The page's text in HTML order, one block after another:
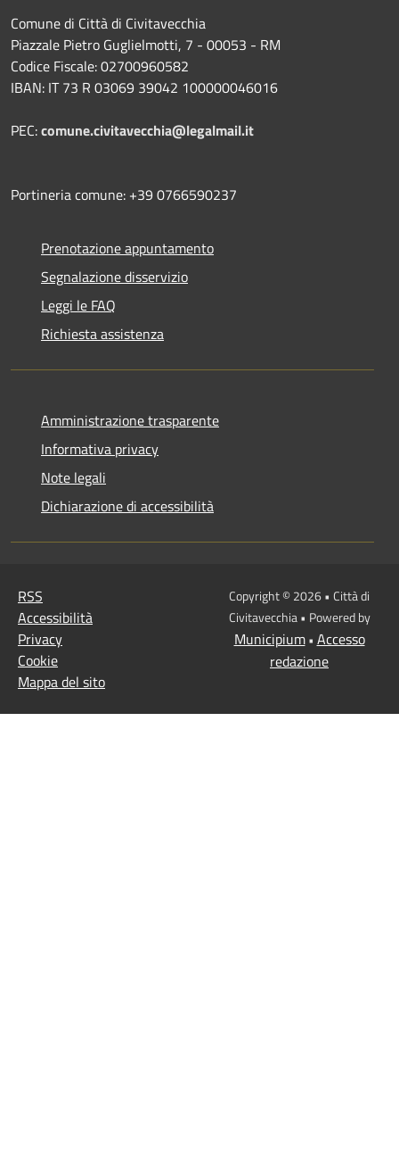
Comune di Città di Civitavecchia
Piazzale Pietro Guglielmotti, 7 - 00053 - RM
Codice Fiscale: 02700960582
IBAN: IT 73 R 03069 39042 100000046016
PEC:comune.civitavecchia@legalmail.it
Portineria comune: +39 0766590237
Prenotazione appuntamento
Segnalazione disservizio
Leggi le FAQ
Richiesta assistenza
Amministrazione trasparente
Informativa privacy
Note legali
Dichiarazione di accessibilità
RSS
Accessibilità
Privacy
Cookie
Mappa del sito
Copyright © 2026 • Città di
Civitavecchia • Powered by
Municipium• Accesso
redazione